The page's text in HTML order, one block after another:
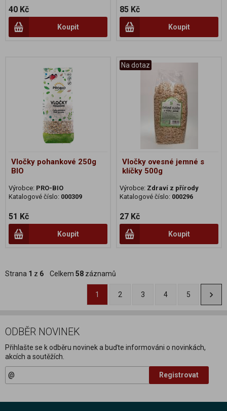
40 Kč
Koupit
85 Kč
Koupit
Vločky pohankové 250g
BIO
Výrobce: PRO-BIO
Katalogové číslo: 000309
51 Kč
Koupit
Na dotaz
Vločky ovesné jemné s
klíčky 500g
Výrobce: Zdraví z přírody
Katalogové číslo: 000296
27 Kč
Koupit
Strana 1 z 6 Celkem 58 záznamů
1 2 3 4 5
ODBĚR NOVINEK
Přihlašte se k odběru novinek a buďte informováni o novinkách,
akcích a soutěžích.
Registrovat